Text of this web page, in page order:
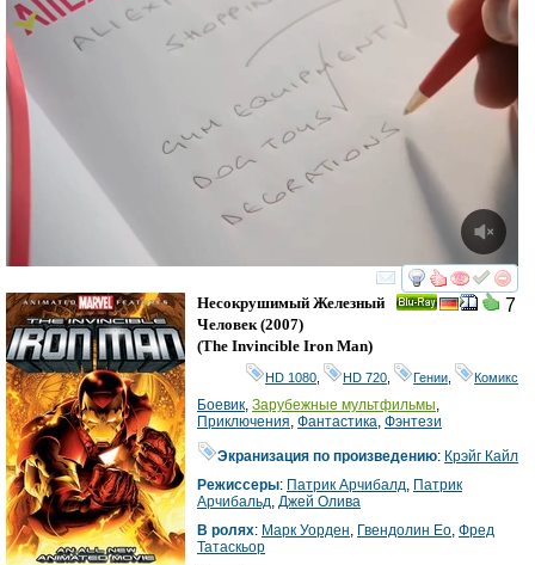
смотреть
7
Несокрушимый Железный
Человек (2007)
(The Invincible Iron Man)
HD 1080 HD 720 Гении Комикс
Боевик Зарубежные мультфильмы
Приключения Фантастика Фэнтези
Экранизация по произведению: Крэйг Кайл
Режиссеры: Патрик Арчибалд Патрик
Арчибальд Джей Олива
В ролях: Марк Уорден Гвендолин Ео Фред
Татаскьор